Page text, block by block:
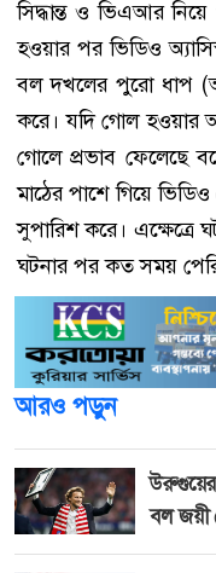
সিদ্ধান্ত ও ভিএআর নিয়ে
হওয়ার পর ভিডিও
বল দখলের পুরো ধাপ
করে। যদি গোল হওয়ার
গোলে প্রভাব ফেলেছে
মাঠের পাশে গিয়ে
সুপারিশ করে। এক্ষেত্রে
ঘটনার পর কত সময়
আরও পড়ুন
বল জয়ী